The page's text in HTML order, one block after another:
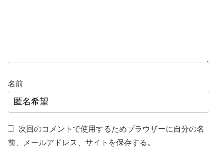
名前
次回のコメントで使用するためブラウザーに自分の名
前、メールアドレス、サイトを保存する。